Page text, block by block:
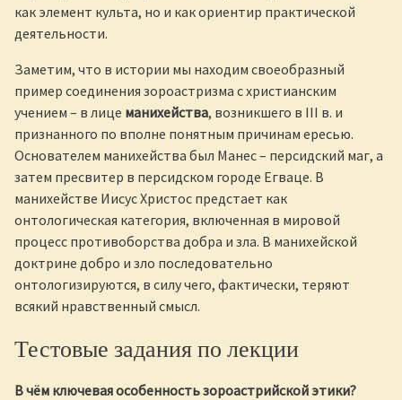
как элемент культа, но и как ориентир практической
деятельности.
Заметим, что в истории мы находим своеобразный
пример соединения зороастризма с христианским
учением – в лице манихейства, возникшего в III в. и
признанного по вполне понятным причинам ересью.
Основателем манихейства был Манес – персидский маг, а
затем пресвитер в персидском городе Егваце. В
манихействе Иисус Христос предстает как
онтологическая категория, включенная в мировой
процесс противоборства добра и зла. В манихейской
доктрине добро и зло последовательно
онтологизируются, в силу чего, фактически, теряют
всякий нравственный смысл.
Тестовые задания по лекции
В чём ключевая особенность зороастрийской этики?